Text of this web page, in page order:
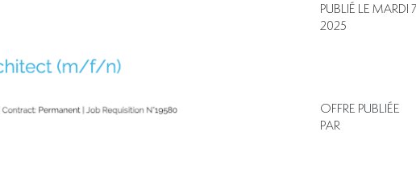
PUBLIÉ LE MARDI
2025
OFFRE PUBLIÉE
PAR